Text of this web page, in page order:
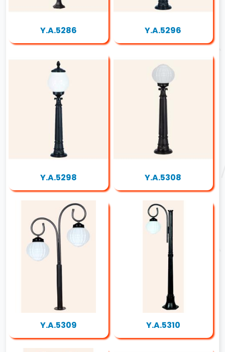
Y.A.5286 Y.A.5296
Y.A.5298 Y.A.5308
Y.A.5309 Y.A.5310